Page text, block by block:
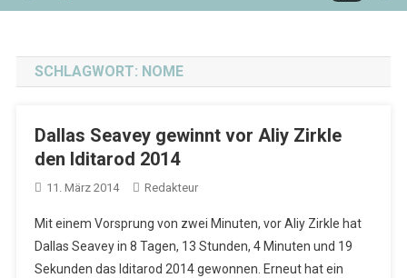
SCHLAGWORT: NOME
Dallas Seavey gewinnt vor Aliy Zirkle
den Iditarod 2014
11. März 2014 Redakteur
Mit einem Vorsprung von zwei Minuten, vor Aliy Zirkle hat
Dallas Seavey in 8 Tagen, 13 Stunden, 4 Minuten und 19
Sekunden das Iditarod 2014 gewonnen. Erneut hat ein